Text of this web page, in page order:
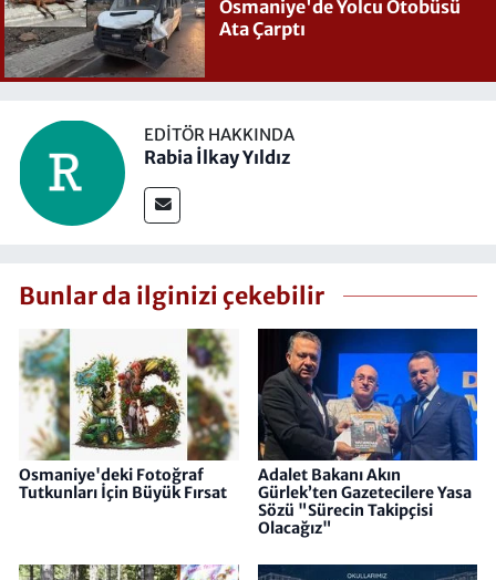
Osmaniye'de Yolcu Otobüsü
Ata Çarptı
EDITÖR HAKKINDA
Rabia İlkay Yıldız
Bunlar da ilginizi çekebilir
Osmaniye'deki Fotoğraf
Tutkunları İçin Büyük Fırsat
Adalet Bakanı Akın
Gürlek’ten Gazetecilere Yasa
Sözü "Sürecin Takipçisi
Olacağız"